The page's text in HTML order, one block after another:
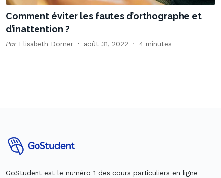
Comment éviter les fautes d’orthographe et
d’inattention ?
Par Elisabeth Dorner août 31, 2022 4 minutes
GoStudent est le numéro 1 des cours particuliers en ligne